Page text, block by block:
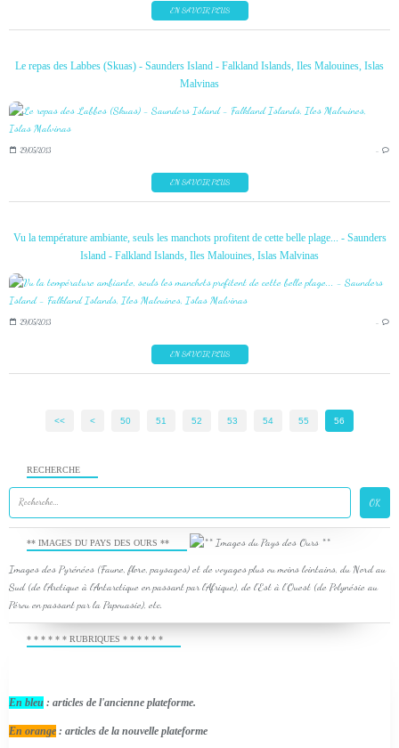
EN SAVOIR PLUS
Le repas des Labbes (Skuas) - Saunders Island - Falkland Islands, Iles Malouines, Islas
Malvinas
29/05/2013 …
EN SAVOIR PLUS
Vu la température ambiante, seuls les manchots profitent de cette belle plage... - Saunders
Island - Falkland Islands, Iles Malouines, Islas Malvinas
29/05/2013 …
EN SAVOIR PLUS
<< < 10
20
30
40
50 51 52 53 54 55 56
RECHERCHE
** IMAGES DU PAYS DES OURS **
Images des Pyrénées (Faune, flore, paysages) et de voyages plus ou moins lointains, du Nord au
Sud (de l'Arctique à l'Antarctique en passant par l'Afrique), de l'Est à l'Ouest (de Polynésie au
Pérou en passant par la Papouasie), etc.
* * * * * * RUBRIQUES * * * * * *
En bleu : articles de l'ancienne plateforme.
En orange : articles de la nouvelle plateforme